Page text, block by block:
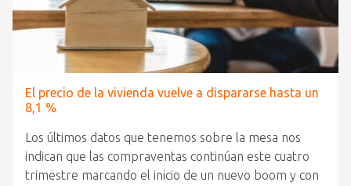
El precio de la vivienda vuelve a dispararse hasta un
8,1 %
Los últimos datos que tenemos sobre la mesa nos
indican que las compraventas continúan este cuatro
trimestre marcando el inicio de un nuevo boom y con